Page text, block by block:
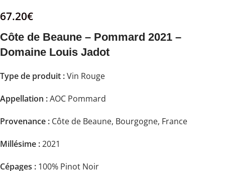
67.20€
Côte de Beaune – Pommard 2021 –
Domaine Louis Jadot
Type de produit :Vin Rouge
Appellation :AOC Pommard
Provenance : Côte de Beaune, Bourgogne, France
Millésime :2021
Cépages : 100% Pinot Noir